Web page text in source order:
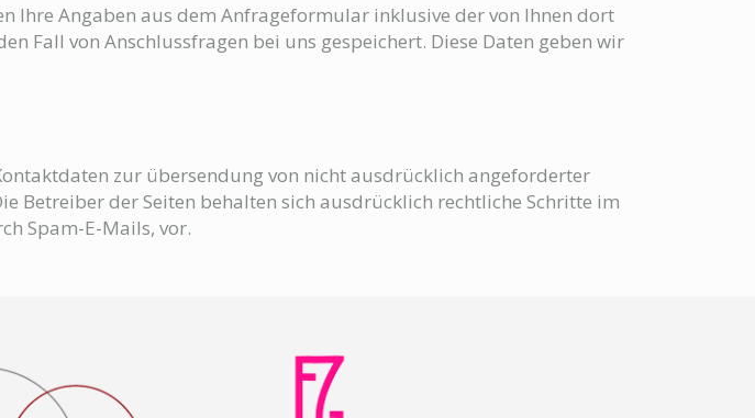
Ihre Angaben aus dem Anfrageformular inklusive der von Ihnen dort
Fall von Anschlussfragen bei uns gespeichert. Diese Daten geben wir
zur übersendung von nicht ausdrücklich angeforderter
der Seiten behalten sich ausdrücklich rechtliche Schritte im
Spam-E-Mails, vor.